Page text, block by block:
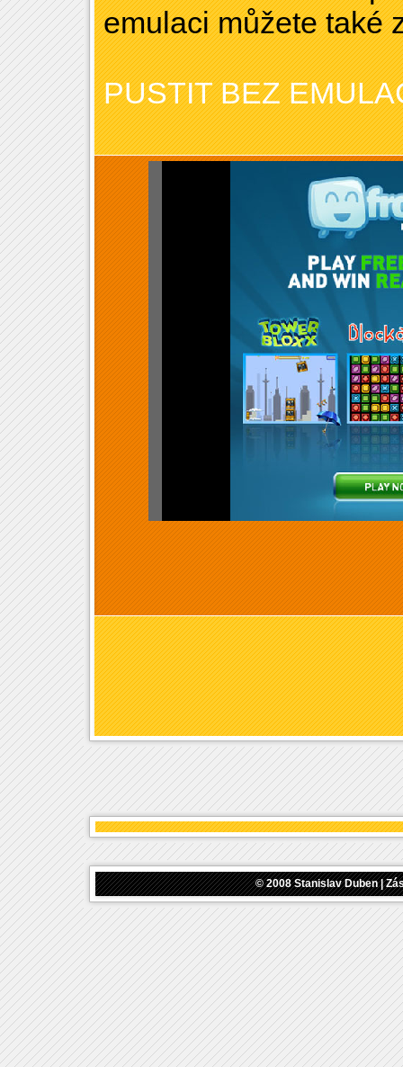
emulaci můžete také
PUSTIT BEZ
© 2008Stanislav Duben|